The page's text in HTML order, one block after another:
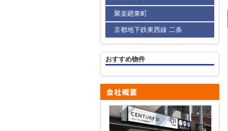
聚楽廻東町
京都地下鉄東西線 二条
おすすめ物件